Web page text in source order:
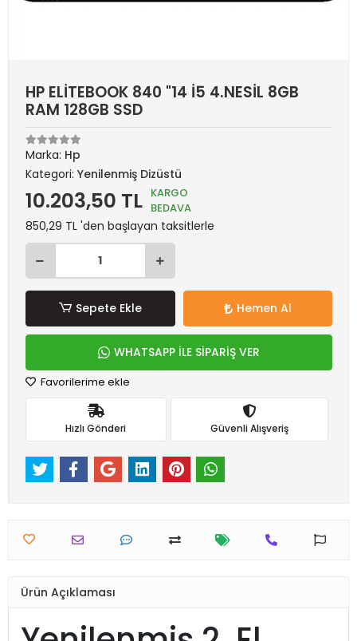
HP ELİTEBOOK 840 "14 İ5 4.NESİL 8GB
RAM 128GB SSD
Marka: Hp
Kategori: Yenilenmiş Dizüstü
10.203,50 TL KARGO
BEDAVA
850,29 TL 'den başlayan taksitlerle
Sepete Ekle Hemen Al
WHATSAPP İLE SİPARİŞ VER
Favorilerime ekle
Hızlı Gönderi Güvenli Alışveriş
Ürün Açıklaması